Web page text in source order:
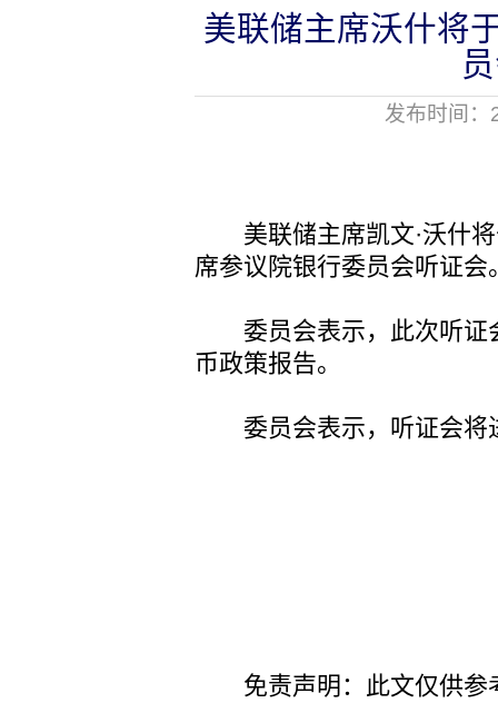
美联储主席沃什将
发布时间
美联储主席凯文·沃什将
席参议院银行委员会听证
委员会表示，此次听证
币政策报告。
委员会表示，听证会将
免责声明：此文仅供参